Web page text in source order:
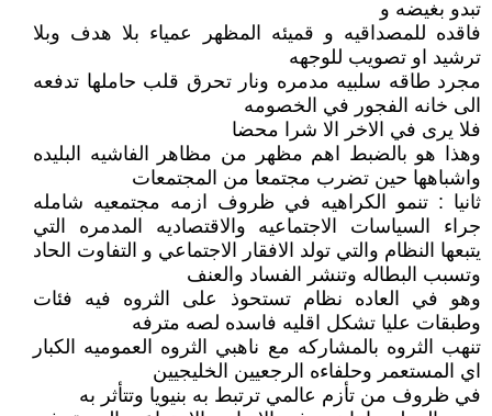
تبدو بغيضه و
فاقده للمصداقيه و قميئه المظهر عمياء بلا هدف وبلا
ترشيد او تصويب للوجهه
مجرد طاقه سلبيه مدمره ونار تحرق قلب حاملها تدفعه
الى خانه الفجور في الخصومه
فلا يرى في الاخر الا شرا محضا
وهذا هو بالضبط اهم مظهر من مظاهر الفاشيه البليده
واشباهها حين تضرب مجتمعا من المجتمعات
ثانيا : تنمو الكراهيه في ظروف ازمه مجتمعيه شامله
جراء السياسات الاجتماعيه والاقتصاديه المدمره التي
يتبعها النظام والتي تولد الافقار الاجتماعي و التفاوت الحاد
وتسبب البطاله وتنشر الفساد والعنف
وهو في العاده نظام تستحوذ على الثروه فيه فئات
وطبقات عليا تشكل اقليه فاسده لصه مترفه
تنهب الثروه بالمشاركه مع ناهبي الثروه العموميه الكبار
اي المستعمر وحلفاءه الرجعيين الخليجيين
في ظروف من تأزم عالمي ترتبط به بنيويا وتتأثر به